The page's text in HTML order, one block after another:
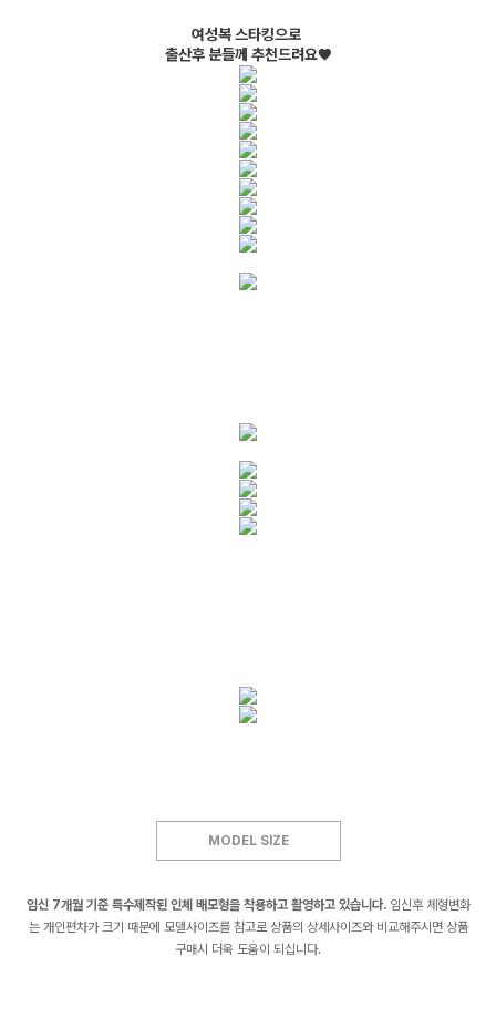
여성복 스타킹으로
출산후 분들께 추천드려요♥
MODEL SIZE
임신 7개월 기준 특수제작된 인체 배모형을 착용하고 촬영하고 있습니다.임신후 체형변화
는 개인편차가 크기 때문에 모델사이즈를 참고로 상품의 상세사이즈와 비교해주시면 상품
구매시 더욱 도움이 되십니다.